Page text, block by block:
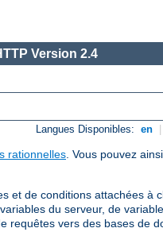
Version 2.4
Langues Disponibles: en
rationnelles. Vous pouvez
et de conditions attachées à
du serveur, de
requêtes vers des bases de